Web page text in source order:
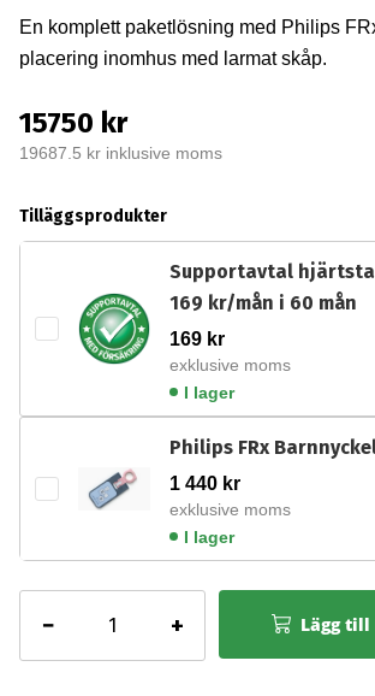
En komplett paketlösning med Philips
placering inomhus med larmat skåp.
15750 kr
19687.5 kr inklusive moms
Tilläggsprodukter
Supportavtal
169 kr/mån i 60 mån
169 kr
exklusive moms
I lager
Philips FRx
1 440 kr
exklusive moms
I lager
−
hjärtstartare
+ Lägg